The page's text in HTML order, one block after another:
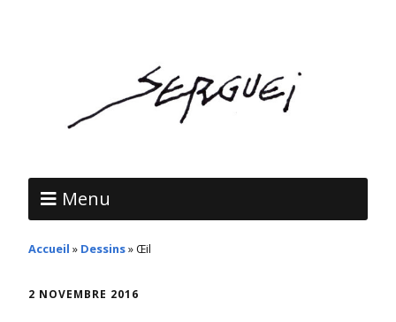
Menu
Accueil » Dessins»Œil
2 NOVEMBRE 2016